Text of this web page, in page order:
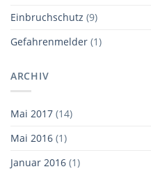
Einbruchschutz (9)
Gefahrenmelder (1)
ARCHIV
Mai 2017 (14)
Mai 2016 (1)
Januar 2016 (1)